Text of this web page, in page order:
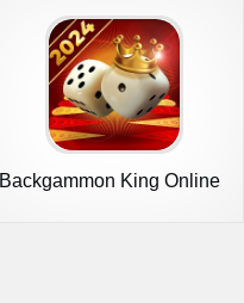
Backgammon King Online